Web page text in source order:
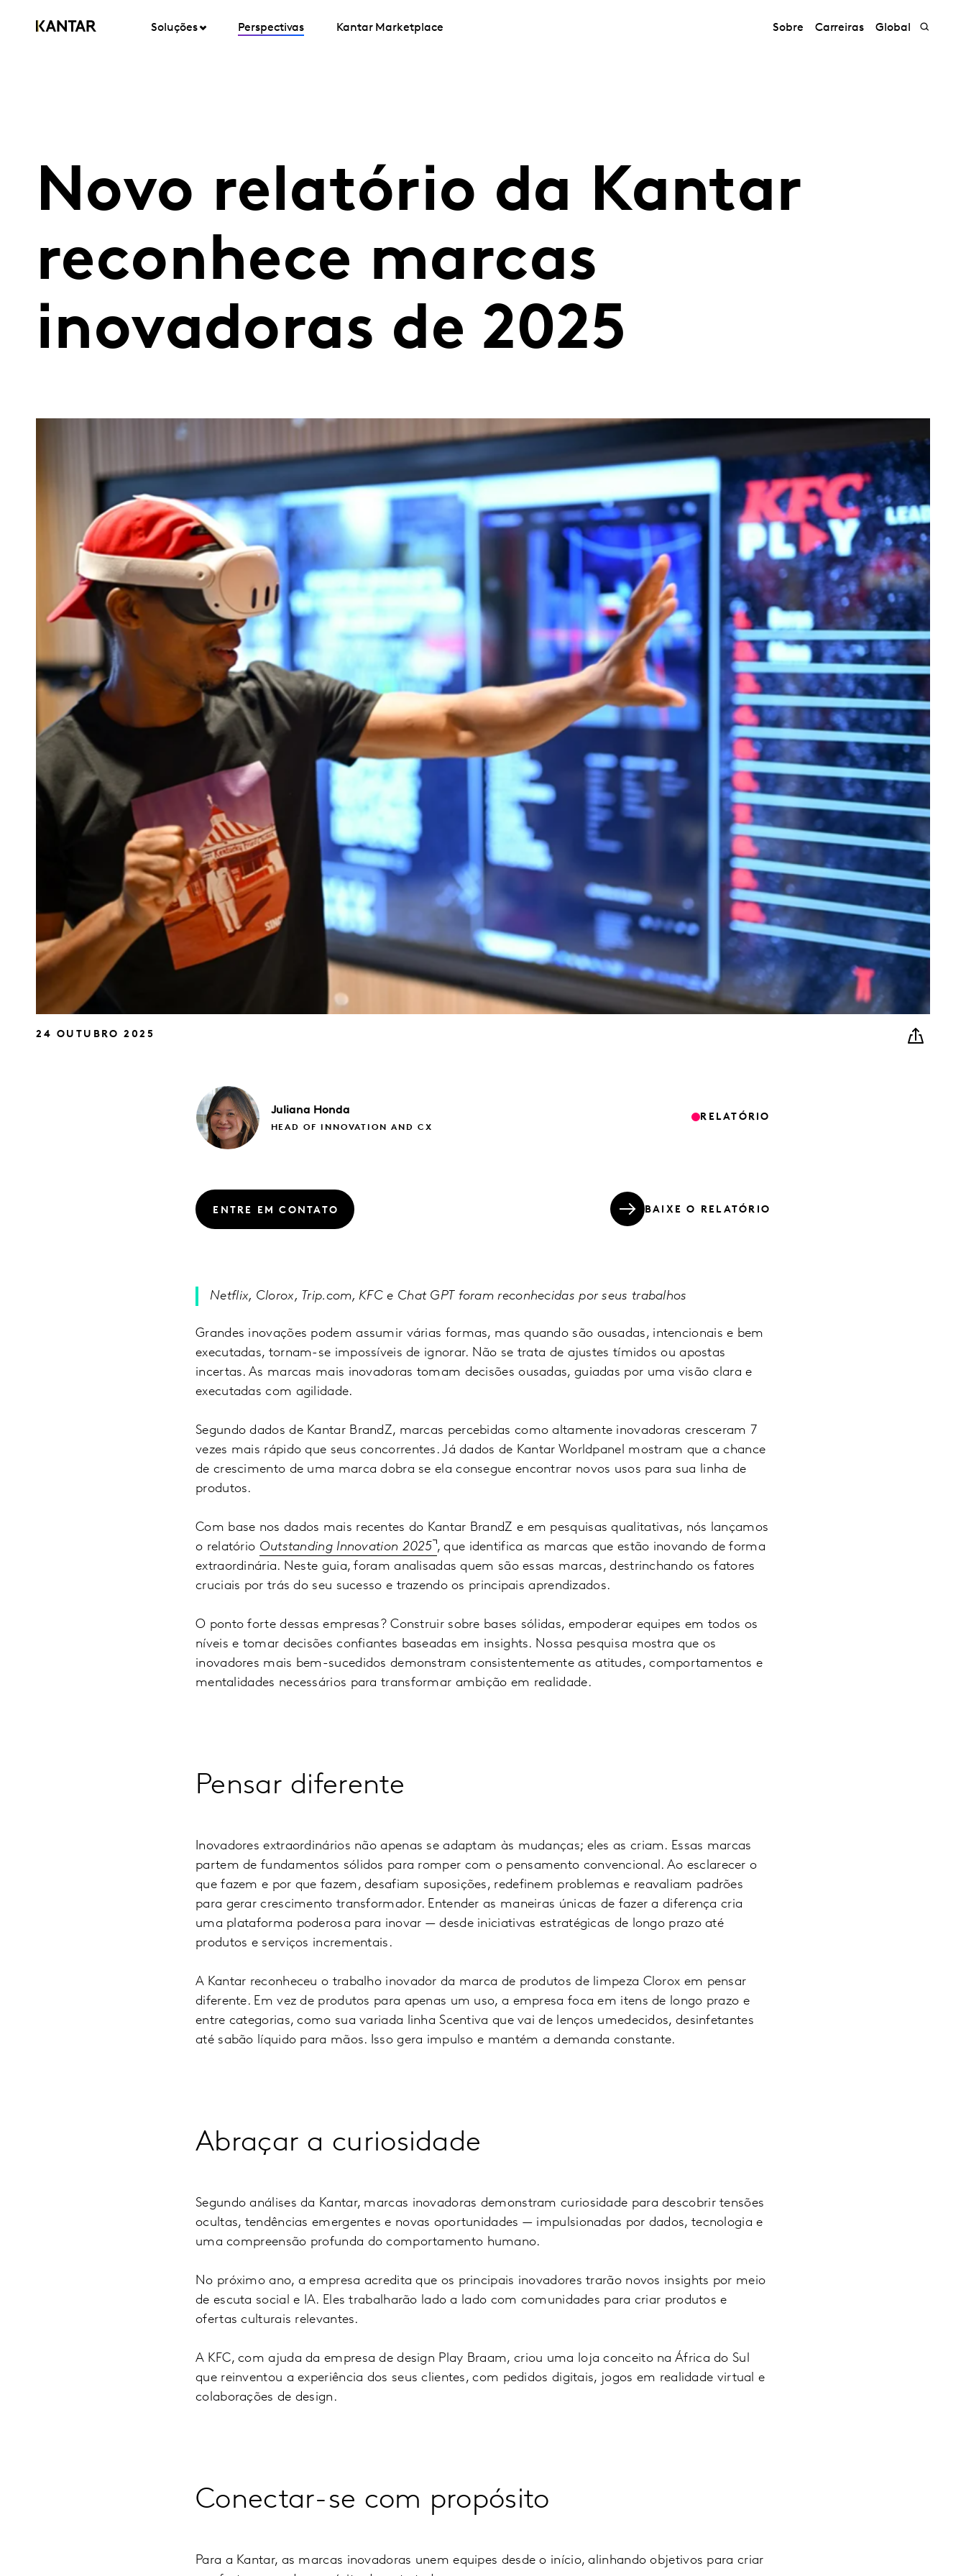
Soluções Perspectivas Kantar Marketplace Sobre Carreiras Global
Novo relatório da Kantar
reconhece marcas
inovadoras de 2025
24 OUTUBRO 2025
Juliana Honda
HEAD OF INNOVATION AND CX
RELATÓRIO
ENTRE EM CONTATO BAIXE O RELATÓRIO
Netflix, Clorox, Trip.com, KFC e Chat GPT foram reconhecidas por seus trabalhos
Grandes inovações podem assumir várias formas, mas quando são ousadas, intencionais e bem
executadas, tornam-se impossíveis de ignorar. Não se trata de ajustes tímidos ou apostas
incertas. As marcas mais inovadoras tomam decisões ousadas, guiadas por uma visão clara e
executadas com agilidade.
Segundo dados de Kantar BrandZ, marcas percebidas como altamente inovadoras cresceram 7
vezes mais rápido que seus concorrentes. Já dados de Kantar Worldpanel mostram que a chance
de crescimento de uma marca dobra se ela consegue encontrar novos usos para sua linha de
produtos.
Com base nos dados mais recentes do Kantar BrandZ e em pesquisas qualitativas, nós lançamos
o relatório Outstanding Innovation 2025 , que identifica as marcas que estão inovando de forma
extraordinária. Neste guia, foram analisadas quem são essas marcas, destrinchando os fatores
cruciais por trás do seu sucesso e trazendo os principais aprendizados.
O ponto forte dessas empresas? Construir sobre bases sólidas, empoderar equipes em todos os
níveis e tomar decisões confiantes baseadas em insights. Nossa pesquisa mostra que os
inovadores mais bem-sucedidos demonstram consistentemente as atitudes, comportamentos e
mentalidades necessários para transformar ambição em realidade.
Pensar diferente
Inovadores extraordinários não apenas se adaptam às mudanças; eles as criam. Essas marcas
partem de fundamentos sólidos para romper com o pensamento convencional. Ao esclarecer o
que fazem e por que fazem, desafiam suposições, redefinem problemas e reavaliam padrões
para gerar crescimento transformador. Entender as maneiras únicas de fazer a diferença cria
uma plataforma poderosa para inovar — desde iniciativas estratégicas de longo prazo até
produtos e serviços incrementais.
A Kantar reconheceu o trabalho inovador da marca de produtos de limpeza Clorox em pensar
diferente. Em vez de produtos para apenas um uso, a empresa foca em itens de longo prazo e
entre categorias, como sua variada linha Scentiva que vai de lenços umedecidos, desinfetantes
até sabão líquido para mãos. Isso gera impulso e mantém a demanda constante.
Abraçar a curiosidade
Segundo análises da Kantar, marcas inovadoras demonstram curiosidade para descobrir tensões
ocultas, tendências emergentes e novas oportunidades — impulsionadas por dados, tecnologia e
uma compreensão profunda do comportamento humano.
No próximo ano, a empresa acredita que os principais inovadores trarão novos insights por meio
de escuta social e IA. Eles trabalharão lado a lado com comunidades para criar produtos e
ofertas culturais relevantes.
A KFC, com ajuda da empresa de design Play Braam, criou uma loja conceito na África do Sul
que reinventou a experiência dos seus clientes, com pedidos digitais, jogos em realidade virtual e
colaborações de design.
Conectar-se com propósito
Para a Kantar, as marcas inovadoras unem equipes desde o início, alinhando objetivos para criar